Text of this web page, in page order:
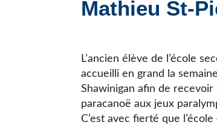
JE CHERCHE UNE ÉCOLE
Mathieu St-
L’ancien élève de l’école
accueilli en grand la
Shawinigan afin de
paracanoë aux jeux
C’est avec fierté que